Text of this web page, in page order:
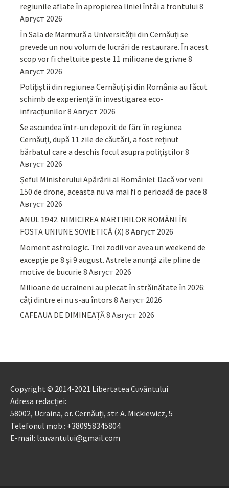
regiunile aflate în apropierea liniei întâi a frontului 8
Август 2026
În Sala de Marmură a Universității din Cernăuți se
prevede un nou volum de lucrări de restaurare. În acest
scop vor fi cheltuite peste 11 milioane de grivne 8
Август 2026
Polițiștii din regiunea Cernăuți și din România au făcut
schimb de experiență în investigarea eco-
infracțiunilor8 Август 2026
Se ascundea într-un depozit de fân: în regiunea
Cernăuți, după 11 zile de căutări, a fost reținut
bărbatul care a deschis focul asupra polițiștilor8
Август 2026
Șeful Ministerului Apărării al României: Dacă vor veni
150 de drone, aceasta nu va mai fi o perioadă de pace 8
Август 2026
ANUL 1942. NIMICIREA MARTIRILOR ROMÂNI ÎN
FOSTA UNIUNE SOVIETICĂ (X) 8 Август 2026
Moment astrologic. Trei zodii vor avea un weekend de
excepție pe 8 și 9 august. Astrele anunță zile pline de
motive de bucurie 8 Август 2026
Milioane de ucraineni au plecat în străinătate în 2026:
câți dintre ei nu s-au întors 8 Август 2026
CAFEAUA DE DIMINEAȚĂ8 Август 2026
Copyright © 2014-2021 Libertatea Cuvântului
Adresa redacției:
58002, Ucraina, or. Cernăuți, str. A. Mickiewicz, 5
Telefonul mob.: +380958345804
E-mail: lcuvantului@gmail.com